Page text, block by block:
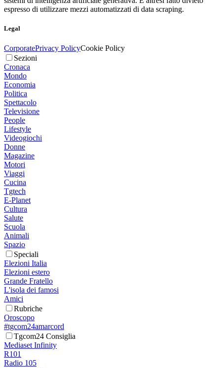
espresso di utilizzare mezzi automatizzati di data scraping.
Legal
CorporatePrivacy PolicyCookie Policy
Sezioni
Cronaca
Mondo
Economia
Politica
Spettacolo
Televisione
People
Lifestyle
Videogiochi
Donne
Magazine
Motori
Viaggi
Cucina
Tgtech
E-Planet
Cultura
Salute
Scuola
Animali
Spazio
Speciali
Elezioni Italia
Elezioni estero
Grande Fratello
L'isola dei famosi
Amici
Rubriche
Oroscopo
#tgcom24amarcord
Tgcom24 Consiglia
Mediaset Infinity
R101
Radio 105